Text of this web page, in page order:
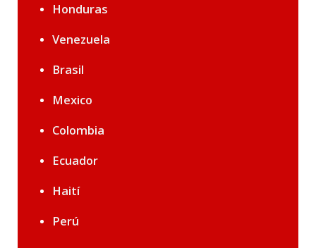
Honduras
Venezuela
Brasil
Mexico
Colombia
Ecuador
Haití
Perú